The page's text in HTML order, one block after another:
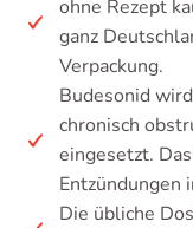
ohne Rezept
ganz
Verpackung.
Budesonid
chronisch
eingesetzt.
Entzündungen
Die übliche